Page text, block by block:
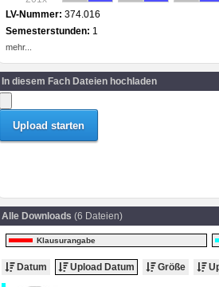
LV-Nummer: 374.016
Semesterstunden: 1
mehr...
In diesem Fach Dateien hochladen
Alle Downloads (6 Dateien)
Klausurangabe
Datum Upload Datum Größe